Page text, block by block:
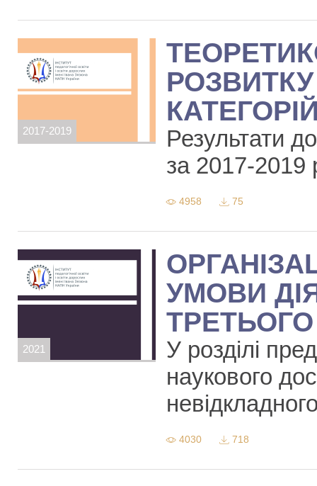
2017-2019
РОЗВИТКУ
Результати
за 2017-2019
4958 75
2021
УМОВИ
ТРЕТЬОГО
У розділі
наукового
4030 718